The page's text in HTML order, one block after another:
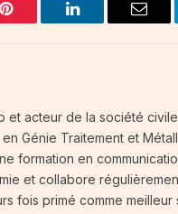
Pinterest LinkedIn Email
et acteur de la société
Génie Traitement et
formation en
et collabore
fois primé comme